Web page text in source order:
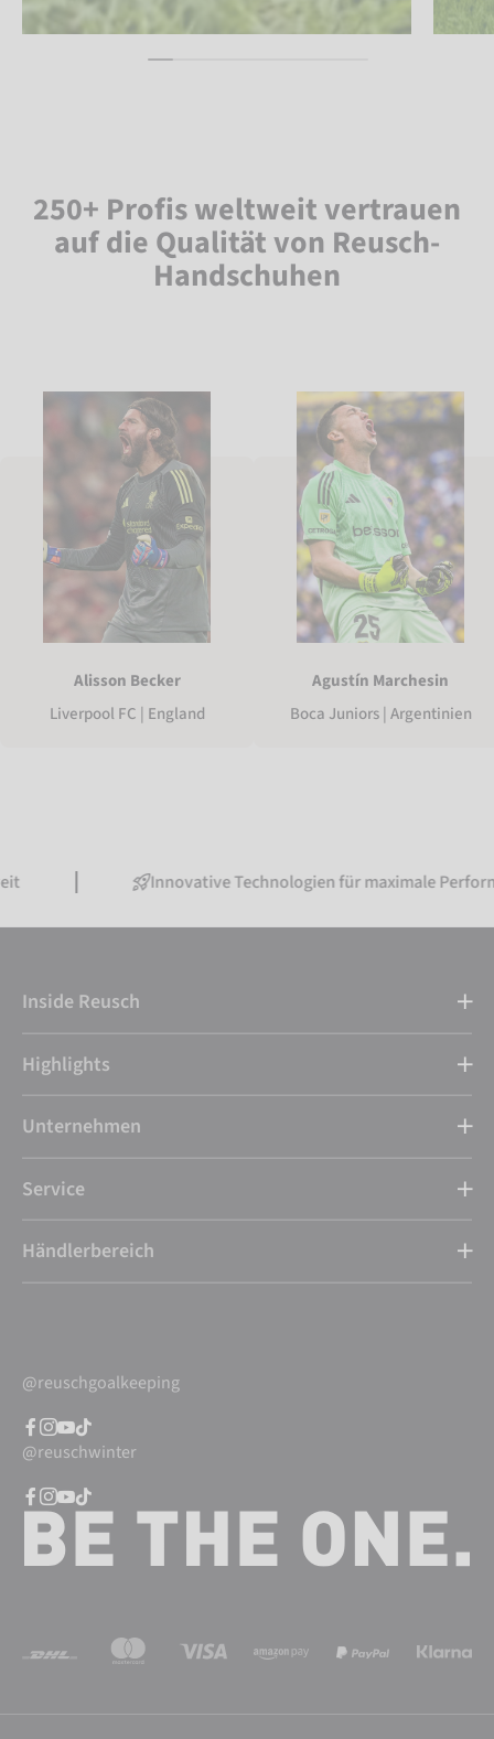
250+ Profis weltweit vertrauen
auf die Qualität von Reusch-
Handschuhen
Alisson Becker
Liverpool FC | England
Agustín Marchesin
Boca Juniors | Argentinien
Innovative Technologien für maximale Performance
Inside Reusch
Highlights
Unternehmen
Service
Händlerbereich
@reuschgoalkeeping
@reuschwinter